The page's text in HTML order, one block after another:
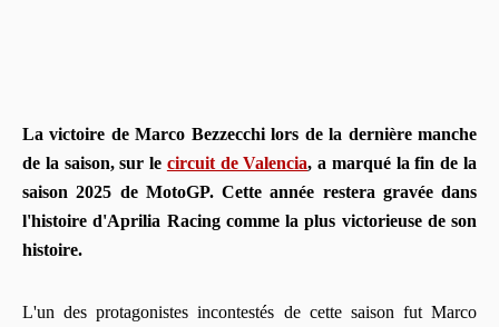
La victoire de Marco Bezzecchi lors de la dernière manche
de la saison, sur le circuit de Valencia, a marqué la fin de la
saison 2025 de MotoGP. Cette année restera gravée dans
l'histoire d'Aprilia Racing comme la plus victorieuse de son
histoire.
L'un des protagonistes incontestés de cette saison fut Marco